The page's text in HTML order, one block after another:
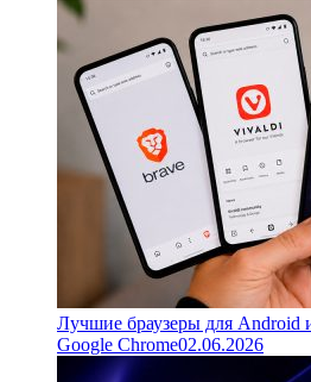
Лучшие браузеры для Android
Google Chrome02.06.2026